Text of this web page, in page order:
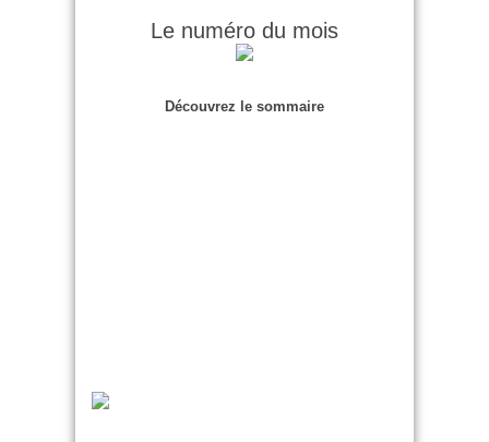
Le numéro du mois
Découvrez le sommaire